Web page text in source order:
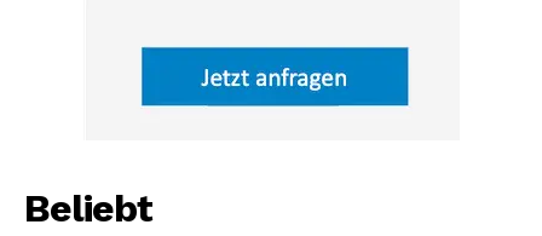
Beliebt